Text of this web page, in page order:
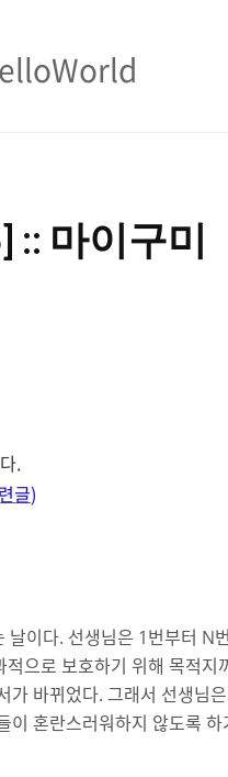
:: 마이구미
.
글)
이다. 선생님은 1번부터 N
으로 보호하기 위해 목적지
가 바뀌었다. 그래서 선생님
이 혼란스러워하지 않도록